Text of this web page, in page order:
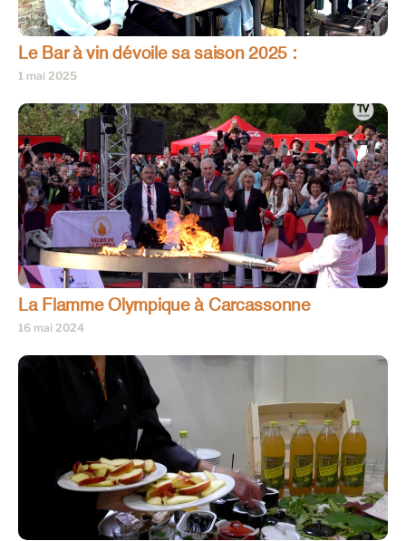
Le Bar à vin dévoile sa saison 2025 :
1 mai 2025
La Flamme Olympique à Carcassonne
16 mai 2024